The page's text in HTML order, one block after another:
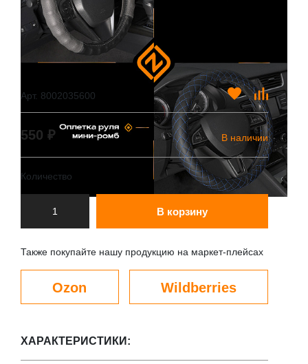
Арт. 8002035600
550 ₽ В наличии
Количество
В корзину
Также покупайте нашу продукцию на маркет-плейсах
Ozon Wildberries
ХАРАКТЕРИСТИКИ: